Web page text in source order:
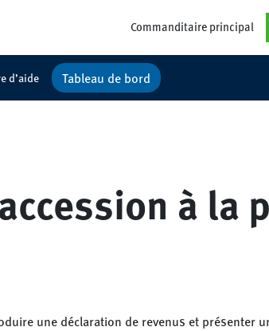
Commanditaire principal
d’aide Tableau de bord
à la
une déclaration de revenus et présenter